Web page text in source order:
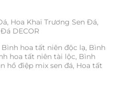
, Hoa Khai Trương Sen Đá,
DECOR
Bình hoa tất niên độc lạ, Bình
hoa tất niên tài lộc, Bình
hồ điệp mix sen đá, Hoa tất